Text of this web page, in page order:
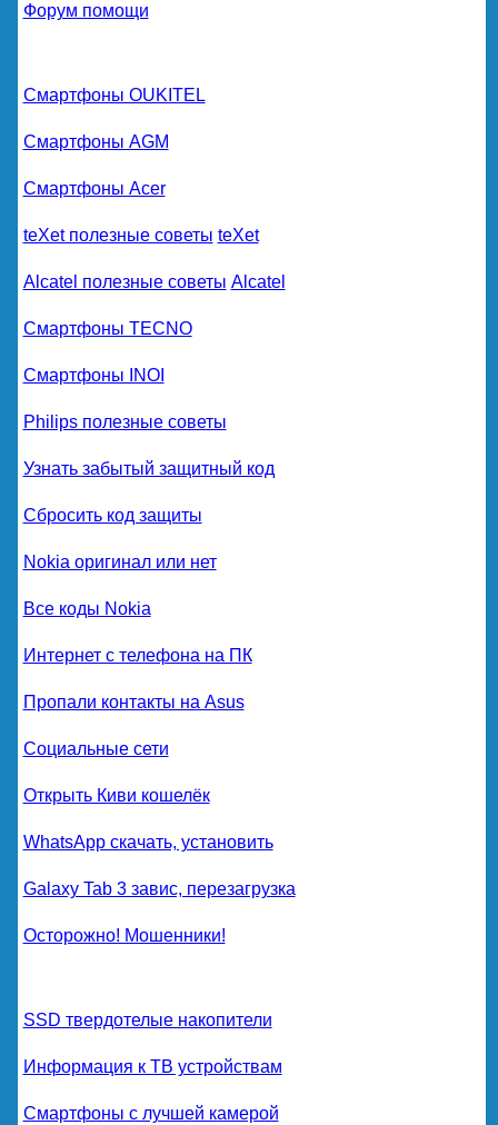
Форум помощи
Смартфоны OUKITEL
Смартфоны AGM
Смартфоны Acer
teXet полезные советы teXet
Alcatel полезные советы Alcatel
Смартфоны TECNO
Смартфоны INOI
Philips полезные советы
Узнать забытый защитный код
Сбросить код защиты
Nokia оригинал или нет
Все коды Nokia
Интернет с телефона на ПК
Пропали контакты на Asus
Социальные сети
Открыть Киви кошелёк
WhatsApp скачать, установить
Galaxy Tab 3 завис, перезагрузка
Осторожно! Мошенники!
SSD твердотелые накопители
Информация к ТВ устройствам
Смартфоны с лучшей камерой